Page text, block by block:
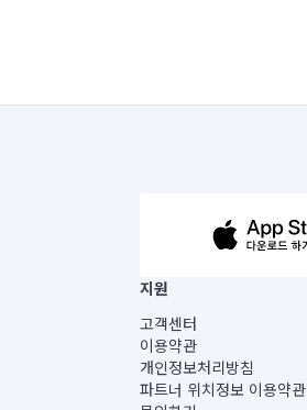
지원
고객센터
이용약관
개인정보처리방침
파트너 위치정보 이용약관